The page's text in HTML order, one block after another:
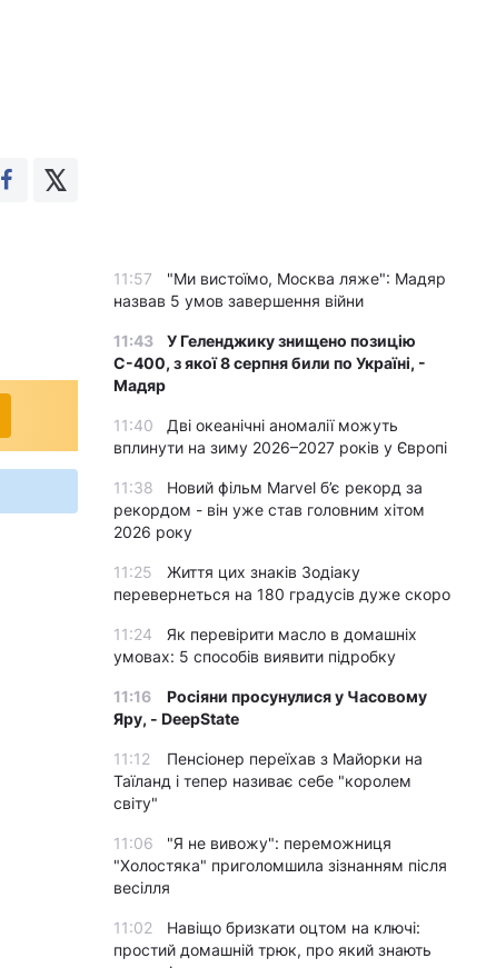
11:57
"Ми вистоїмо, Москва ляже": Мадяр
назвав 5 умов завершення війни
11:43
У Геленджику знищено позицію
С-400, з якої 8 серпня били по Україні, -
Мадяр
11:40
Дві океанічні аномалії можуть
вплинути на зиму 2026–2027 років у Європі
11:38
Новий фільм Marvel б’є рекорд за
рекордом - він уже став головним хітом
2026 року
11:25
Життя цих знаків Зодіаку
перевернеться на 180 градусів дуже скоро
11:24
Як перевірити масло в домашніх
умовах: 5 способів виявити підробку
11:16
Росіяни просунулися у Часовому
Яру, - DeepState
11:12
Пенсіонер переїхав з Майорки на
Таїланд і тепер називає себе "королем
світу"
11:06
"Я не вивожу": переможниця
"Холостяка" приголомшила зізнанням після
весілля
11:02
Навіщо бризкати оцтом на ключі:
простий домашній трюк, про який знають